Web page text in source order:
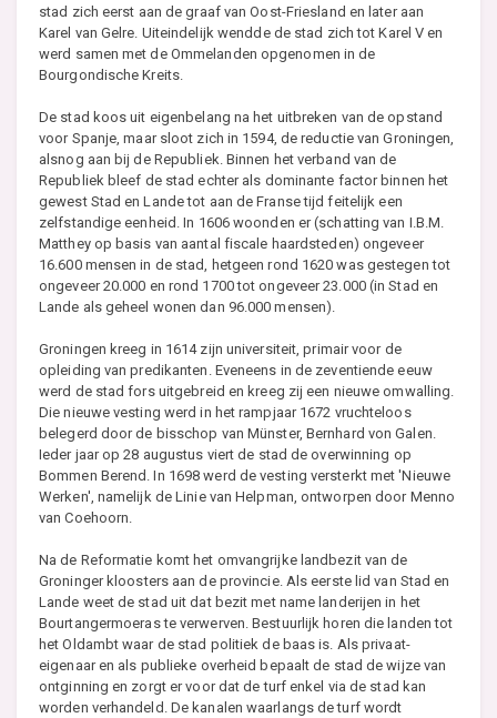
stad zich eerst aan de graaf van Oost-Friesland en later aan
Karel van Gelre. Uiteindelijk wendde de stad zich tot Karel V en
werd samen met de Ommelanden opgenomen in de
Bourgondische Kreits.
De stad koos uit eigenbelang na het uitbreken van de opstand
voor Spanje, maar sloot zich in 1594, de reductie van Groningen,
alsnog aan bij de Republiek. Binnen het verband van de
Republiek bleef de stad echter als dominante factor binnen het
gewest Stad en Lande tot aan de Franse tijd feitelijk een
zelfstandige eenheid. In 1606 woonden er (schatting van I.B.M.
Matthey op basis van aantal fiscale haardsteden) ongeveer
16.600 mensen in de stad, hetgeen rond 1620 was gestegen tot
ongeveer 20.000 en rond 1700 tot ongeveer 23.000 (in Stad en
Lande als geheel wonen dan 96.000 mensen).
Groningen kreeg in 1614 zijn universiteit, primair voor de
opleiding van predikanten. Eveneens in de zeventiende eeuw
werd de stad fors uitgebreid en kreeg zij een nieuwe omwalling.
Die nieuwe vesting werd in het rampjaar 1672 vruchteloos
belegerd door de bisschop van Münster, Bernhard von Galen.
Ieder jaar op 28 augustus viert de stad de overwinning op
Bommen Berend. In 1698 werd de vesting versterkt met 'Nieuwe
Werken', namelijk de Linie van Helpman, ontworpen door Menno
van Coehoorn.
Na de Reformatie komt het omvangrijke landbezit van de
Groninger kloosters aan de provincie. Als eerste lid van Stad en
Lande weet de stad uit dat bezit met name landerijen in het
Bourtangermoeras te verwerven. Bestuurlijk horen die landen tot
het Oldambt waar de stad politiek de baas is. Als privaat-
eigenaar en als publieke overheid bepaalt de stad de wijze van
ontginning en zorgt er voor dat de turf enkel via de stad kan
worden verhandeld. De kanalen waarlangs de turf wordt